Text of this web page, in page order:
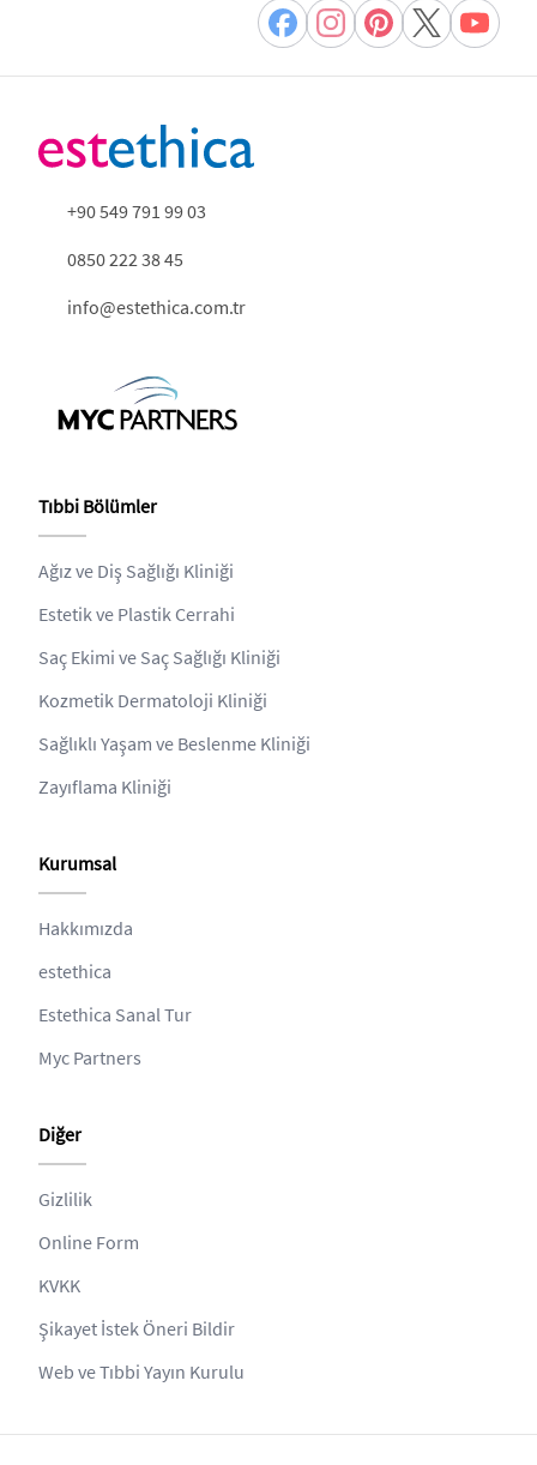
+90 549 791 99 03
0850 222 38 45
info@estethica.com.tr
Tıbbi Bölümler
Ağız ve Diş Sağlığı Kliniği
Estetik ve Plastik Cerrahi
Saç Ekimi ve Saç Sağlığı Kliniği
Kozmetik Dermatoloji Kliniği
Sağlıklı Yaşam ve Beslenme Kliniği
Zayıflama Kliniği
Kurumsal
Hakkımızda
estethica
Estethica Sanal Tur
Myc Partners
Diğer
Gizlilik
Online Form
KVKK
Şikayet İstek Öneri Bildir
Web ve Tıbbi Yayın Kurulu